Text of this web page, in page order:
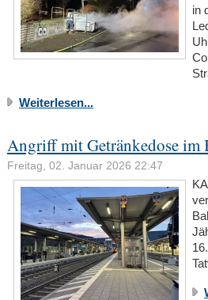
in
Weiterlesen...
Angriff mit Getränkedose im
Freitag, 02. Januar 2026 22:47